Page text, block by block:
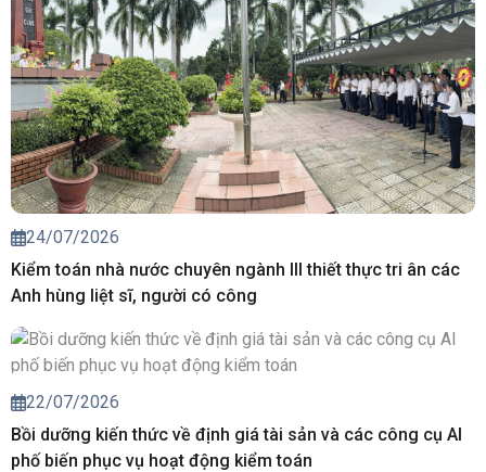
24/07/2026
Kiểm toán nhà nước chuyên ngành III thiết thực tri ân các
Anh hùng liệt sĩ, người có công
22/07/2026
Bồi dưỡng kiến thức về định giá tài sản và các công cụ AI
phố biến phục vụ hoạt động kiểm toán